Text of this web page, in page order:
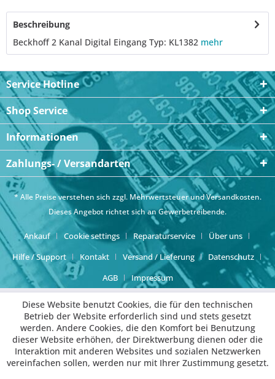
Beschreibung
Beckhoff 2 Kanal Digital Eingang Typ: KL1382 mehr
Service Hotline
Shop Service
Informationen
Zahlungs- / Versandarten
* Alle Preise verstehen sich zzgl. Mehrwertsteuer undVersandkosten.
Dieses Angebot richtet sich an Gewerbetreibende.
Ankauf Cookie settings Reparaturservice
Über uns
Hilfe / Support
Kontakt Versand / Lieferung
Datenschutz
AGB
Impressum
Diese Website benutzt Cookies, die für den technischen
Betrieb der Website erforderlich sind und stets gesetzt
werden. Andere Cookies, die den Komfort bei Benutzung
dieser Website erhöhen, der Direktwerbung dienen oder die
Interaktion mit anderen Websites und sozialen Netzwerken
vereinfachen sollen, werden nur mit Ihrer Zustimmung gesetzt.